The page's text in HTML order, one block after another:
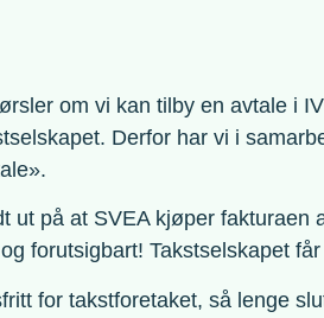
om vi kan tilby en avtale i
Derfor har vi i
ut på at SVEA kjøper
forutsigbart! Takstselskapet
for takstforetaket, så lenge